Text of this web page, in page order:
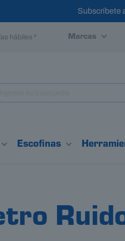
Subscríbete
hábiles * Marcas
Escofinas